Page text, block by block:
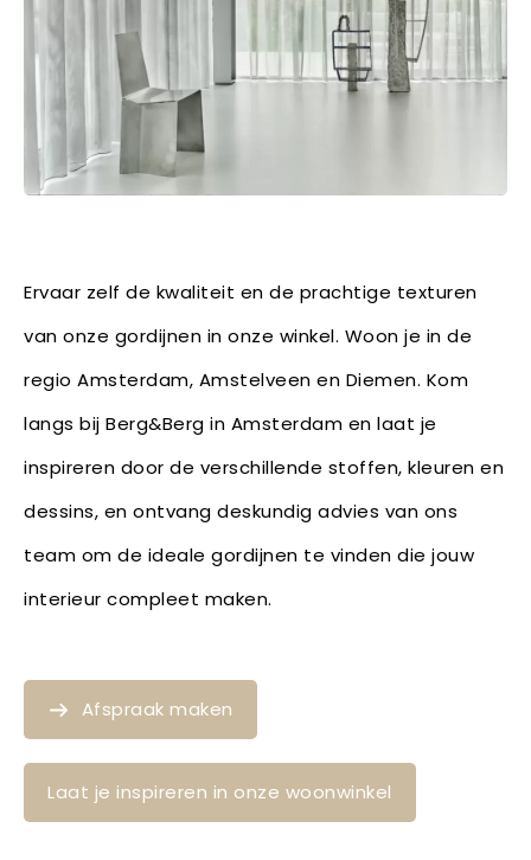
Ervaar zelf de kwaliteit en de prachtige texturen
van onze gordijnen in onze winkel. Woon je in de
regio Amsterdam, Amstelveen en Diemen. Kom
langs bij Berg&Berg in Amsterdam en laat je
inspireren door de verschillende stoffen, kleuren en
dessins, en ontvang deskundig advies van ons
team om de ideale gordijnen te vinden die jouw
interieur compleet maken.
Afspraak maken
Laat je inspireren in onze woonwinkel